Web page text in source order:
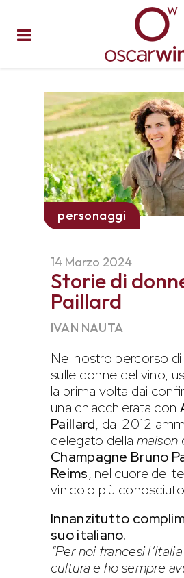
personaggi
14 Marzo 2024
Storie di
Paillard
IVAN NAUTA
Nel nostro percorso
sulle donne del vino,
la prima volta dai
una chiacchierata con
Paillard, dal 2012
delegato della maison
Champagne Bruno
Reims, nel cuore del
vinicolo più
Innanzitutto
suo italiano.
“Per noi francesi
cultura e ho sempre